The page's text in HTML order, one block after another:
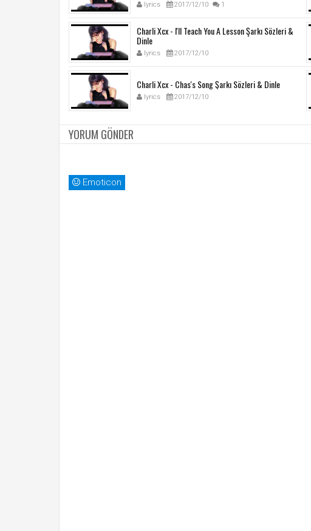
lyrics 2017/12/10 1
Charli Xcx - I'll Teach You A Lesson Şarkı Sözleri &
Dinle
lyrics 2017/12/10
Charli Xcx - Chas's Song Şarkı Sözleri & Dinle
lyrics 2017/12/10
YORUM GÖNDER
Emoticon